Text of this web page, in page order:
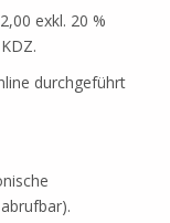
exkl. 20 %
durchgeführt